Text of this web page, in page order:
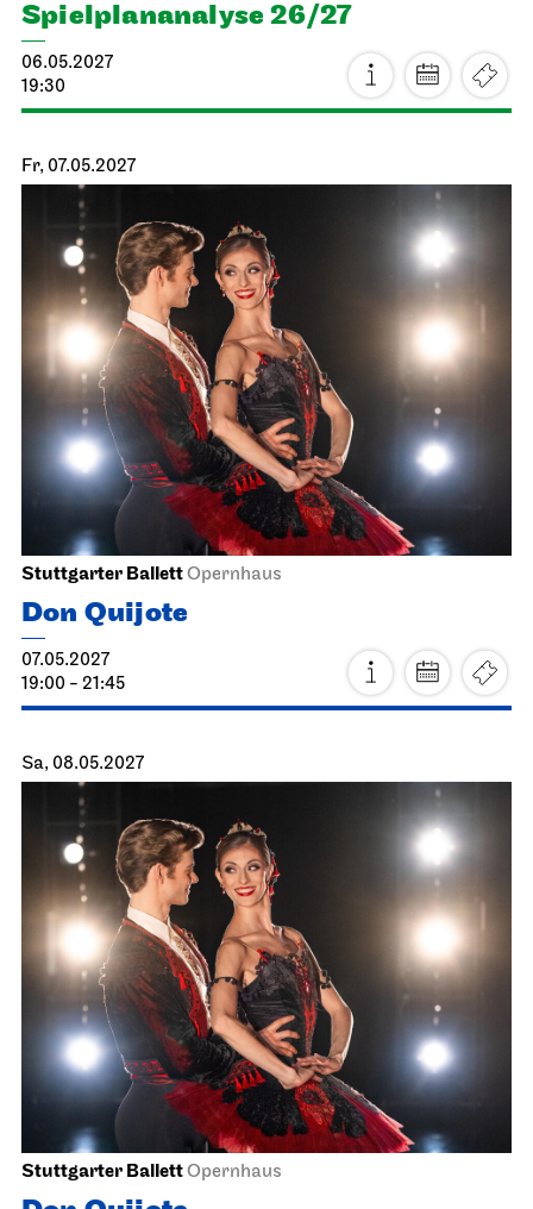
Staatsoper StuttgartOpernhaus
Der Rosen­kavalier
17.05.2027
17:00
Mi, 19.05.2027
Staatsoper StuttgartOpernhaus
Turandot
19.05.2027
19:00 - 21:30
Do, 20.05.2027